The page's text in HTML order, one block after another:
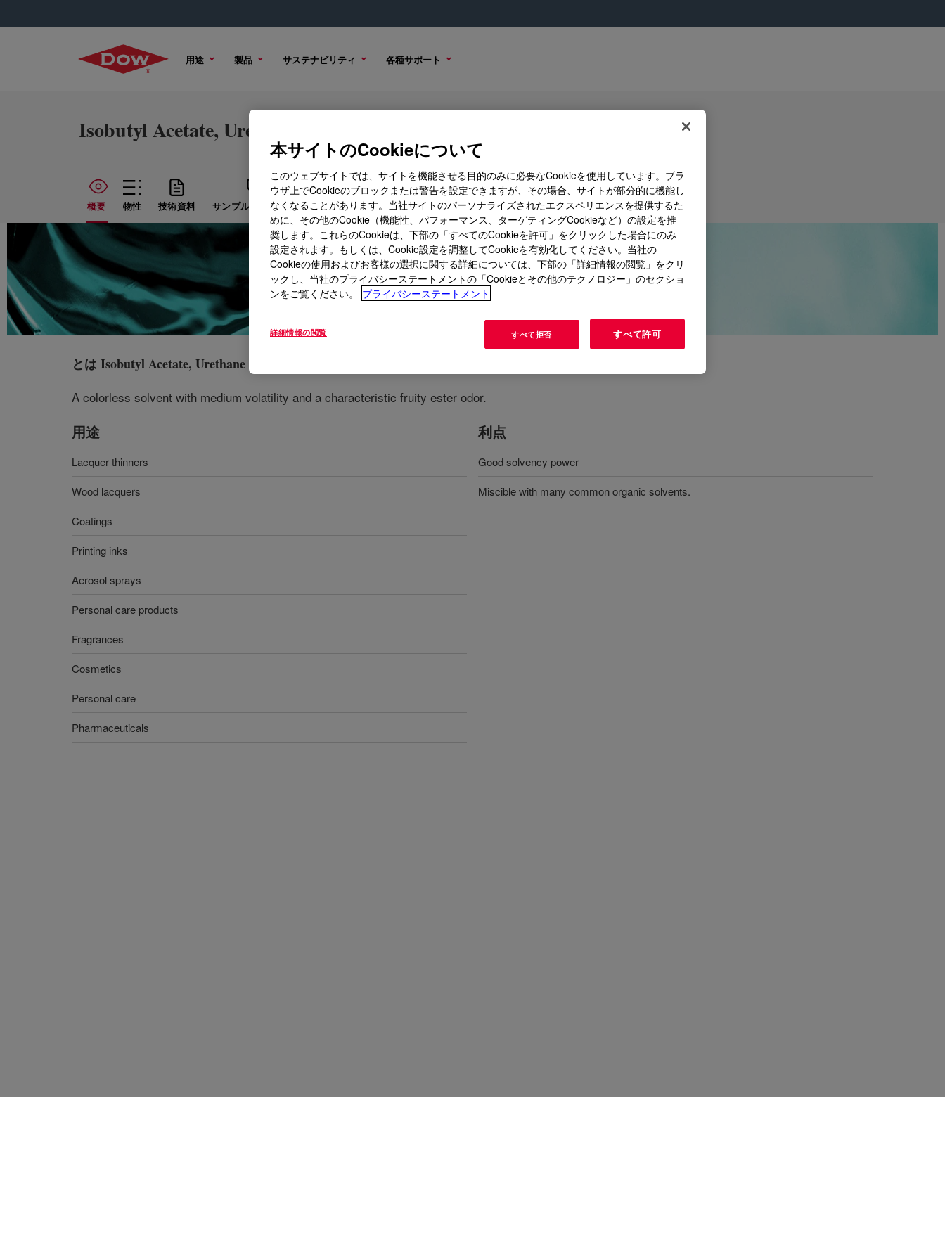
用途 製品 サステナビリティ 各種サポート
Isobutyl Acetate, Urethane Grade
概要 物性 技術資料 サンプル オプション 購入オプション
とはIsobutyl Acetate, Urethane Grade
A colorless solvent with medium volatility and a characteristic fruity ester odor.
用途
Lacquer thinners
Wood lacquers
Coatings
Printing inks
Aerosol sprays
Personal care products
Fragrances
Cosmetics
Personal care
Pharmaceuticals
利点
Good solvency power
Miscible with many common organic solvents.
本サイトのCookieについて
このウェブサイトでは、サイトを機能させる目的のみに必要なCookieを使用しています。ブラ
ウザ上でCookieのブロックまたは警告を設定できますが、その場合、サイトが部分的に機能し
なくなることがあります。当社サイトのパーソナライズされたエクスペリエンスを提供するた
めに、その他のCookie（機能性、パフォーマンス、ターゲティングCookieなど）の設定を推
奨します。これらのCookieは、下部の「すべてのCookieを許可」をクリックした場合にのみ
設定されます。もしくは、Cookie設定を調整してCookieを有効化してください。当社の
Cookieの使用およびお客様の選択に関する詳細については、下部の「詳細情報の閲覧」をクリ
ックし、当社のプライバシーステートメントの「Cookieとその他のテクノロジー」のセクショ
ンをご覧ください。
プライバシーステートメント
詳細情報の閲覧 すべて拒否 すべて許可